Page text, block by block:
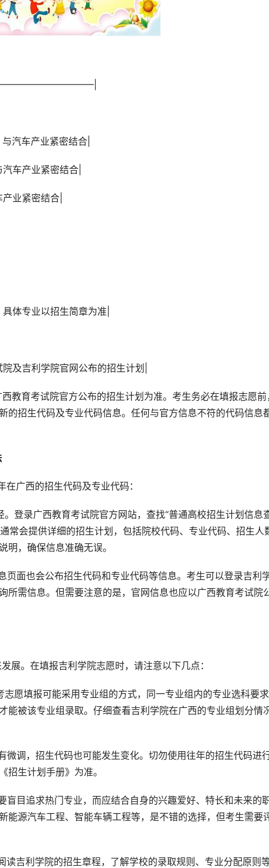
汽车产业紧密结合|
车产业紧密结合|
业紧密结合|
体专业以招生简章为准|
吉利学院官网公布的招生计划|
教育考试院官方公布的招生计划为准。考生务必在填报志愿前
的招生代码及专业代码信息。任何与官方信息不符的代码信息
广西的招生代码及专业代码：
。登录广西教育考试院官方网站，查找“普通高校招生计划信息
常会提供详细的招生计划，包括院校代码、专业代码、招生人
明，确保信息准确无误。
页面也会公布招生代码和专业代码等信息。考生可以登录吉利
所需信息。但需要注意的是，官网信息也应以广西教育考试院
展。在填报吉利学院志愿时，请注意以下几点：
志愿填报可能采用专业组的方式，同一专业组内的专业选科要
能被该专业组录取。仔细查看吉利学院在广西的专业组划分情
微调，招生代码也可能发生变化。切勿使用往年的招生代码进
招生计划手册》为准。
盲目追求热门专业，而应结合自身的兴趣爱好、特长和未来的
能源汽车工程、智能车辆工程等，是不错的选择，但考生需要
读吉利学院的招生章程，了解学校的录取规则、专业分配原则